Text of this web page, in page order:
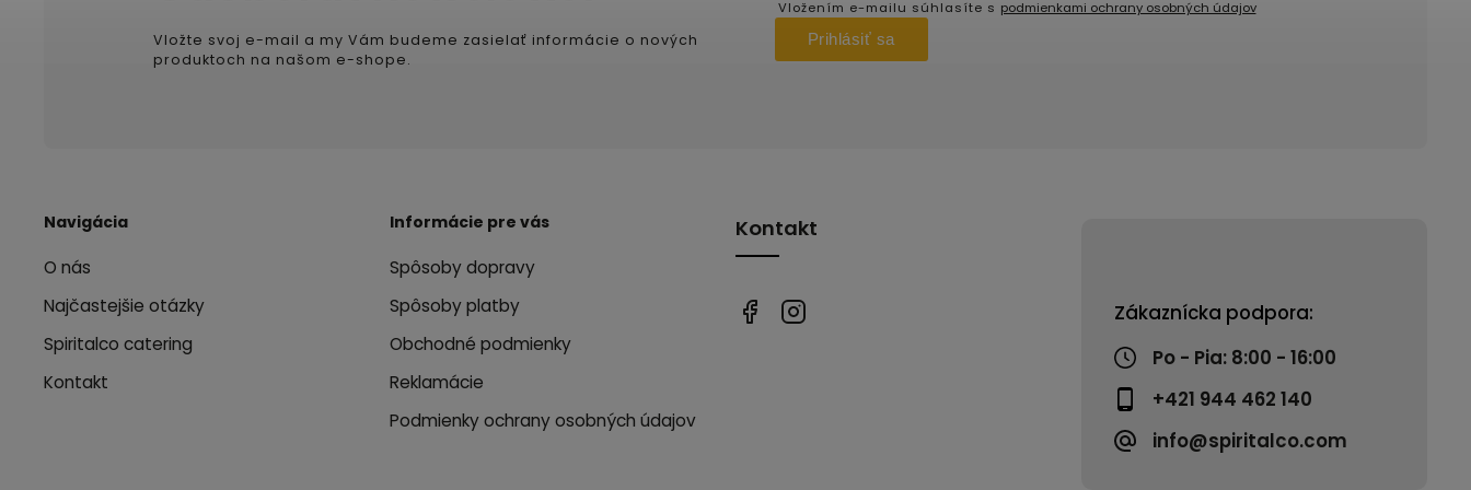
Zákaznícka podpora:
Po - Pia: 8:00 - 16:00
+421 944 462 140
info@spiritalco.com
Navigácia
O nás
Najčastejšie otázky
Spiritalco catering
Kontakt
Informácie pre vás
Spôsoby dopravy
Spôsoby platby
Obchodné podmienky
Reklamácie
Podmienky ochrany osobných údajov
Kontakt
Vložte svoj e-mail a my Vám budeme zasielať informácie o nových
produktoch na našom e-shope.
Vložením e-mailu súhlasíte s podmienkami ochrany osobných údajov
Prihlásiť sa